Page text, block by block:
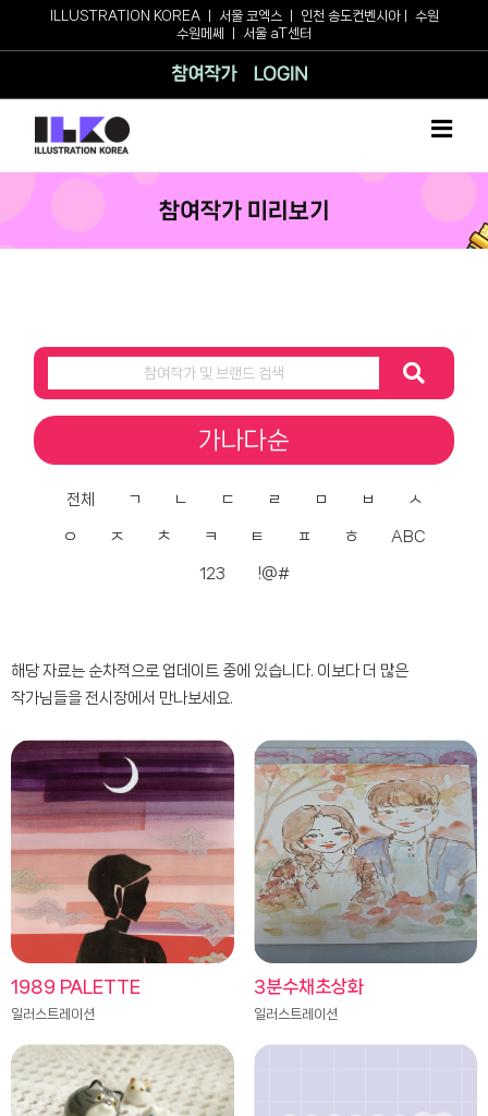
ILLUSTRATION KOREAㅣ 서울 코엑스 인천 송도컨벤시아ㅣ 수원
수원메쎄
서울 aT센터
참여작가
참여작가 미리보기
가나다순
전체 ㄱ ㄴ ㄷ ㄹ ㅁ ㅂ ㅅ
ㅇ ㅈ ㅊ ㅋ ㅌ ㅍ ㅎ ABC
123 !@#
해당 자료는 순차적으로 업데이트 중에 있습니다. 이보다 더 많은
작가님들을 전시장에서 만나보세요.
1989 PALETTE
일러스트레이션
3분수채초상화
일러스트레이션